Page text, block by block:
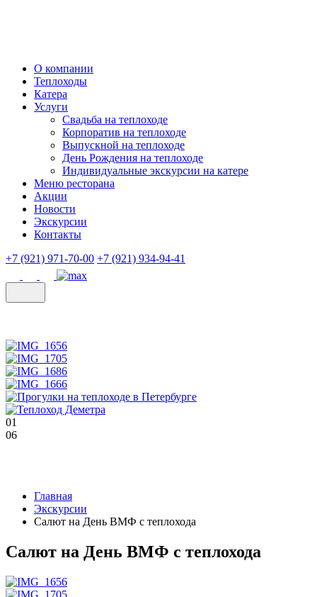
О компании
Теплоходы
Катера
Услуги
Свадьба на теплоходе
Корпоратив на теплоходе
Выпускной на теплоходе
День Рождения на теплоходе
Индивидуальные экскурсии на катере
Меню ресторана
Акции
Новости
Экскурсии
Контакты
+7 (921) 971-70-00 +7 (921) 934-94-41
01
06
Главная
Экскурсии
Салют на День ВМФ с теплохода
Салют на День ВМФ с теплохода